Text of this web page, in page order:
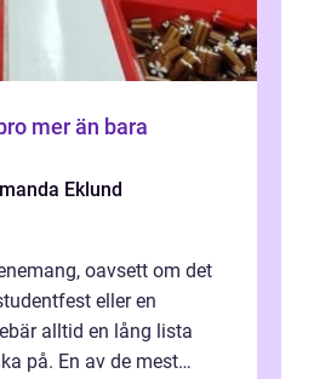
Eklund
oavsett om det
eller en
alltid en lång lista
på. En av de mest